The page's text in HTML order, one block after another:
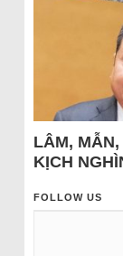
LÂM,
KỊCH
FOLLOW US